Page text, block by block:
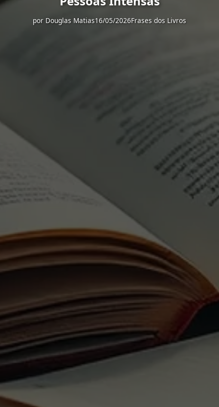
por Douglas Matias16/05/2026Frases dos Livros